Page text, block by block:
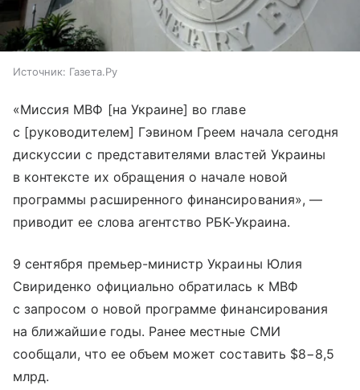
Источник: Газета.Ру
«Миссия МВФ [на Украине] во главе
с [руководителем] Гэвином Греем начала сегодня
дискуссии с представителями властей Украины
в контексте их обращения о начале новой
программы расширенного финансирования», —
приводит ее слова агентство РБК-Украина.
9 сентября премьер-министр Украины Юлия
Свириденко официально обратилась к МВФ
с запросом о новой программе финансирования
на ближайшие годы. Ранее местные СМИ
сообщали, что ее объем может составить $8−8,5
млрд.